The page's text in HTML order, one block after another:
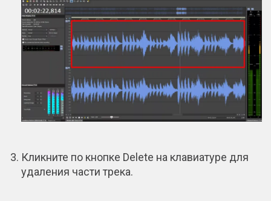
Кликните по кнопке Delete на клавиатуре для
удаления части трека.